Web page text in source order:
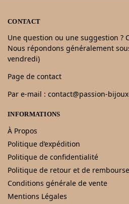
CONTACT
Une question ou une suggestion ?
Nous répondons généralement
vendredi)
Page de contact
Par e-mail : contact@passion-
INFORMATIONS
À Propos
Politique d’expédition
Politique de confidentialité
Politique de retour et de
Conditions générale de vente
Mentions Légales